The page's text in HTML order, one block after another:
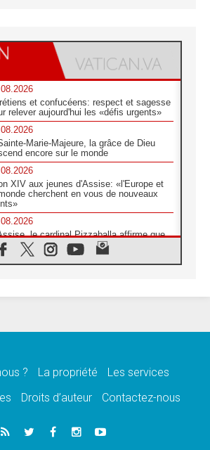
et confucéens: respect et sagesse
relever aujourd'hui les «défis urgents»
Marie-Majeure, la grâce de Dieu
encore sur le monde
XIV aux jeunes d'Assise: «l'Europe et
cherchent en vous de nouveaux
le cardinal Pizzaballa affirme que
chrétiens veulent la paix»
de paix et de dignité humaine»
visite du Pape en Uruguay renforcera
nonce en Ukraine: «Il est inquiétant
? La propriété
Les services
Droits d’auteur Contactez-nous